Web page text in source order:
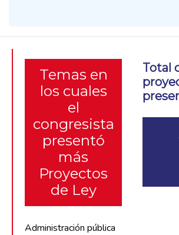
Temas en
los cuales
el
congresista
presentó
más
Proyectos
de Ley
Administración pública
Total